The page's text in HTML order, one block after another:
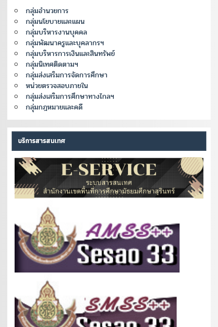
กลุ่มอำนวยการ
กลุ่มนโยบายและแผน
กลุ่มบริหารงานบุคคล
กลุ่มพัฒนาครูและบุคลากรฯ
กลุ่มบริหารการเงินและสินทรัพย์
กลุ่มนิเทศติดตามฯ
กลุ่มส่งเสริมการจัดการศึกษา
หน่วยตรวจสอบภายใน
กลุ่มส่งเสริมการศึกษาทางไกลฯ
กลุ่มกฎหมายและคดี
บริการสารสนเทศ